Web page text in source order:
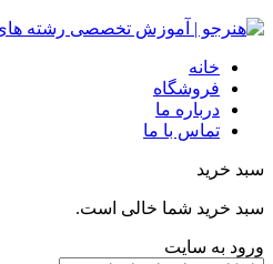
خانه
فروشگاه
درباره ما
تماس با ما
سبد خرید
سبد خرید شما خالی است.
ورود به سایت